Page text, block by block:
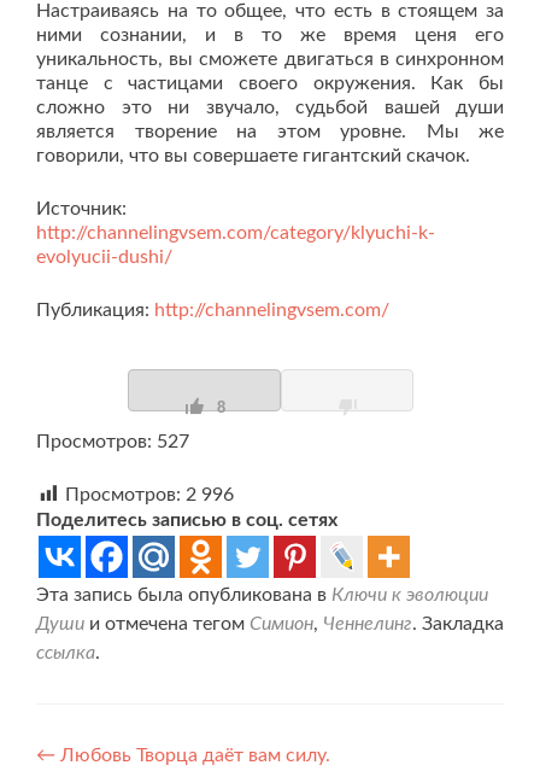
Настраиваясь на то общее, что есть в стоящем за
ними сознании, и в то же время ценя его
уникальность, вы сможете двигаться в синхронном
танце с частицами своего окружения. Как бы
сложно это ни звучало, судьбой вашей души
является творение на этом уровне. Мы же
говорили, что вы совершаете гигантский скачок.
Источник:
http://channelingvsem.com/category/klyuchi-k-
evolyucii-dushi/
Публикация: http://channelingvsem.com/
8
Просмотров: 527
Просмотров: 2 996
Поделитесь записью в соц. сетях
Эта запись была опубликована в Ключи к эволюции
Души и отмечена тегом Симион, Ченнелинг. Закладка
ссылка.
Навигация
← Любовь Творца даёт вам силу.